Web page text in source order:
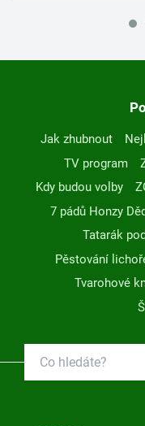
Jak zhubnout
TV program
Kdy budou volby
7 pádů Honzy
Tatarák
Pěstování
Tvarohové